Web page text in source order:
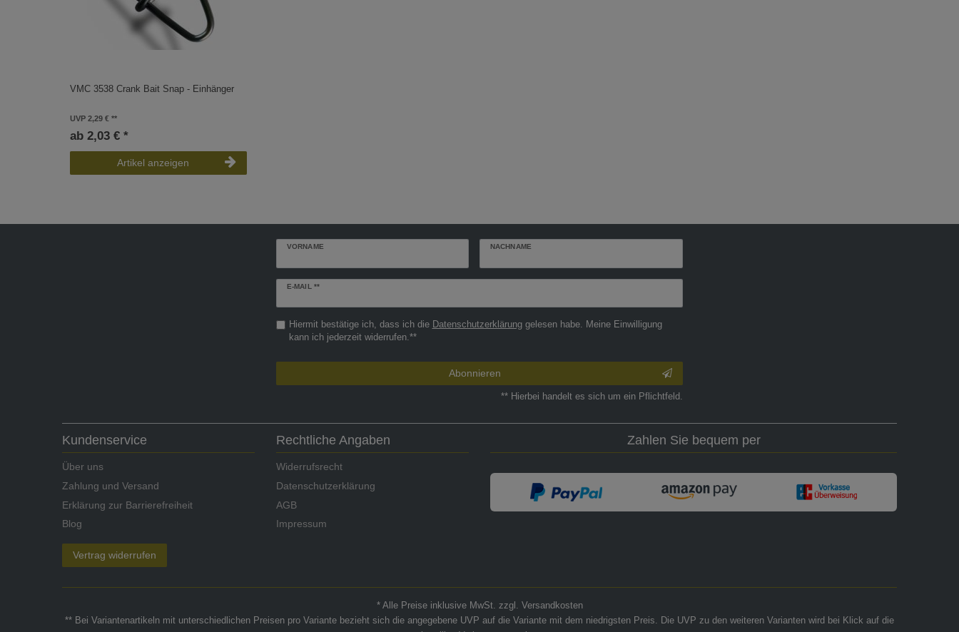
VMC 3538 Crank Bait Snap - Einhänger
UVP 2,29 €
ab 2,03 € *
Artikel anzeigen
VORNAME NACHNAME
E-MAIL **
Newsletter
Hiermit bestätige ich, dass ich die Daten­schutz­erklärunggelesen habe. Meine Einwilligung
kann ich jederzeit widerrufen.**
Abonnieren
** Hierbei handelt es sich um ein Pflichtfeld.
Kundenservice
Über uns
Zahlung und Versand
Erklärung zur Barrierefreiheit
Blog
Vertrag widerrufen
Rechtliche Angaben
Widerrufsrecht
Datenschutzerklärung
AGB
Impressum
Zahlen Sie bequem per
* Alle Preise inklusive MwSt. zzgl. Versandkosten
** Bei Variantenartikeln mit unterschiedlichen Preisen pro Variante bezieht sich die angegebene UVP auf die Variante mit dem niedrigsten Preis. Die UVP zu den weiteren Varianten wird bei Klick auf die